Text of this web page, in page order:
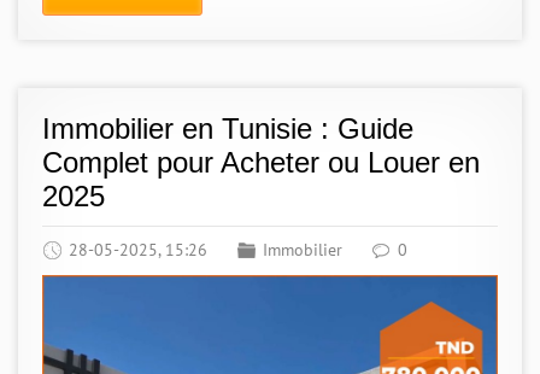
Immobilier en Tunisie : Guide
Complet pour Acheter ou Louer en
2025
28-05-2025, 15:26 Immobilier 0